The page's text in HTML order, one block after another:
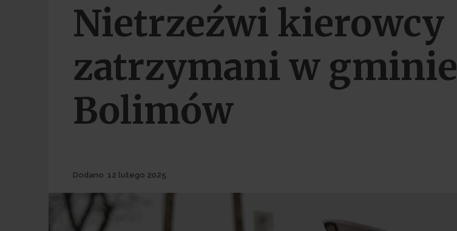
Nietrzeźwi kierowcy
zatrzymani w gminie
Bolimów
Dodano 12 lutego 2025